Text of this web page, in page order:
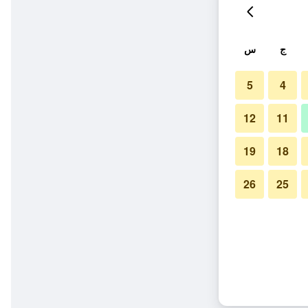
ج س
4
5
11
12
18
19
25
26